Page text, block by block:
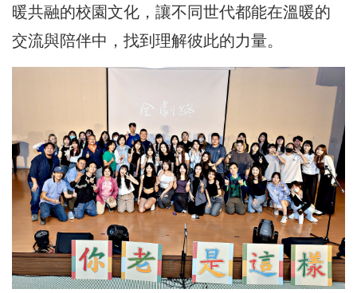
暖共融的校園文化，讓不同世代都能在溫暖的
交流與陪伴中，找到理解彼此的力量。